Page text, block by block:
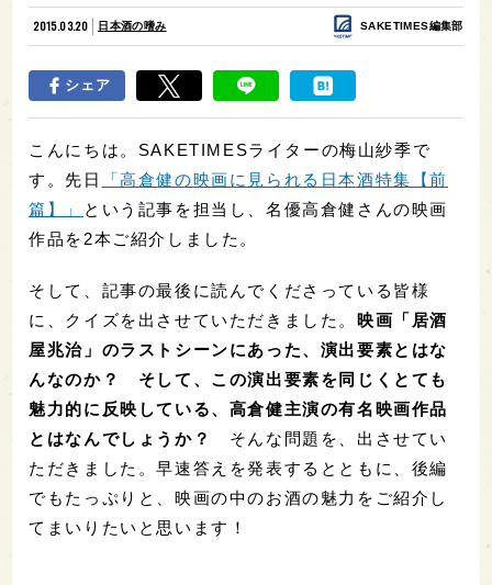
2015.03.20 日本酒の嗜み SAKETIMES編集部
シェア
こんにちは。SAKETIMESライターの梅山紗季で
す。先日
「高倉健の映画に見られる日本酒特集【前
篇】」
という記事を担当し、名優高倉健さんの映画
作品を2本ご紹介しました。
そして、記事の最後に読んでくださっている皆様
に
クイズを出させていただきました。 映画「居酒
屋兆治」のラストシーンにあった、演出要素とはな
んなのか？ そして、この演出要素を同じくとても
魅力的に反映している、高倉健主演の有名映画作品
とはなんでしょうか？ そんな問題を、出させてい
ただきました。早速答えを発表するとともに、後編
でもたっぷりと、映画の中のお酒の魅力をご紹介し
てまいりたいと思います！